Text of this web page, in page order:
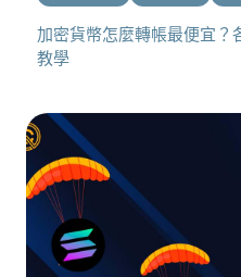
加密貨幣怎麼轉帳最便宜？
教學